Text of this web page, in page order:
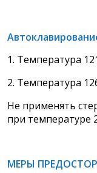
1. Температура
2. Температура
Не применять
при температуре
МЕРЫ